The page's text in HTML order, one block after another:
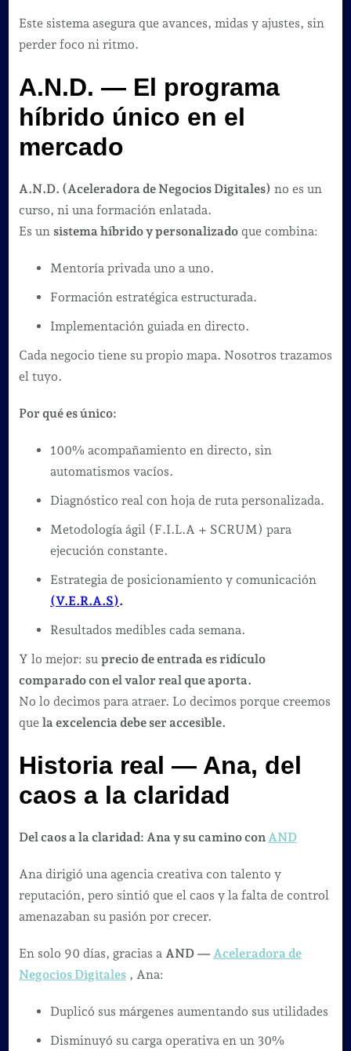
Este sistema asegura que avances, midas y ajustes, sin
perder foco ni ritmo.
A.N.D. — El programa
híbrido único en el
mercado
A.N.D. (Aceleradora de Negocios Digitales) no es un
curso, ni una formación enlatada.
Es un sistema híbrido y personalizadoque combina:
Mentoría privada uno a uno.
Formación estratégica estructurada.
Implementación guiada en directo.
Cada negocio tiene su propio mapa. Nosotros trazamos
el tuyo.
Por qué es único:
100% acompañamiento en directo, sin
automatismos vacíos.
Diagnóstico real con hoja de ruta personalizada.
Metodología ágil (F.I.L.A + SCRUM) para
ejecución constante.
Estrategia de posicionamiento y comunicación
(V.E.R.A.S).
Resultados medibles cada semana.
Y lo mejor: su precio de entrada es ridículo
comparado con el valor real que aporta.
No lo decimos para atraer. Lo decimos porque creemos
que la excelencia debe ser accesible.
Historia real — Ana, del
caos a la claridad
Del caos a la claridad: Ana y su camino conAND
Ana dirigió una agencia creativa con talento y
reputación, pero sintió que el caos y la falta de control
amenazaban su pasión por crecer.
En solo 90 días, gracias a AND —Aceleradora de
Negocios Digitales, Ana:
Duplicó sus márgenes aumentando sus utilidades
Disminuyó su carga operativa en un 30%